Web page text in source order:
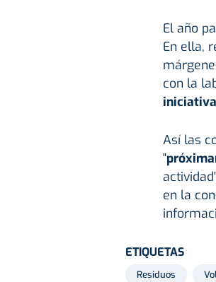
El año
En ella,
con la
iniciativa
Así las
"
en la
ETIQUETAS
Residuos